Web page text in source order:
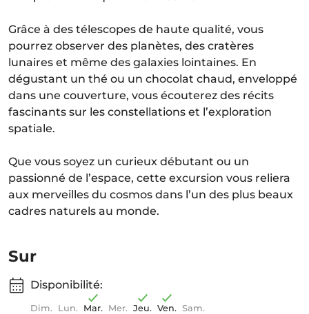
Grâce à des télescopes de haute qualité, vous
pourrez observer des planètes, des cratères
lunaires et même des galaxies lointaines. En
dégustant un thé ou un chocolat chaud, enveloppé
dans une couverture, vous écouterez des récits
fascinants sur les constellations et l’exploration
spatiale.
Que vous soyez un curieux débutant ou un
passionné de l’espace, cette excursion vous reliera
aux merveilles du cosmos dans l’un des plus beaux
cadres naturels au monde.
Sur
Disponibilité:
Dim. Lun. Mar. Mer. Jeu. Ven. Sam.